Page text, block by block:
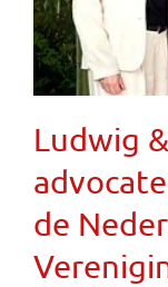
Ludwig
de